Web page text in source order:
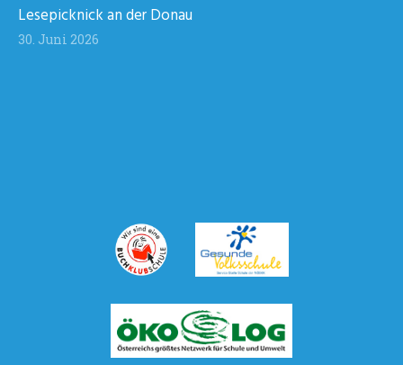
Lesepicknick an der Donau
30. Juni 2026